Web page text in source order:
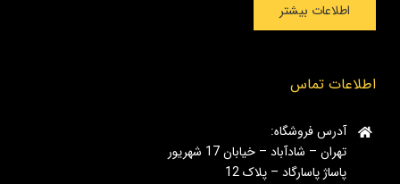
اطلاعات بیشتر
اطلاعات تماس
آدرس فروشگاه:
تهران – شادآباد – خیابان 17 شهریور
پاساژ پاسارگاد – پلاک 12